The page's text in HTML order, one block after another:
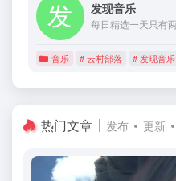
发现音乐
音乐 # 云村部落 # 发现音乐
热门文章 发布 更新